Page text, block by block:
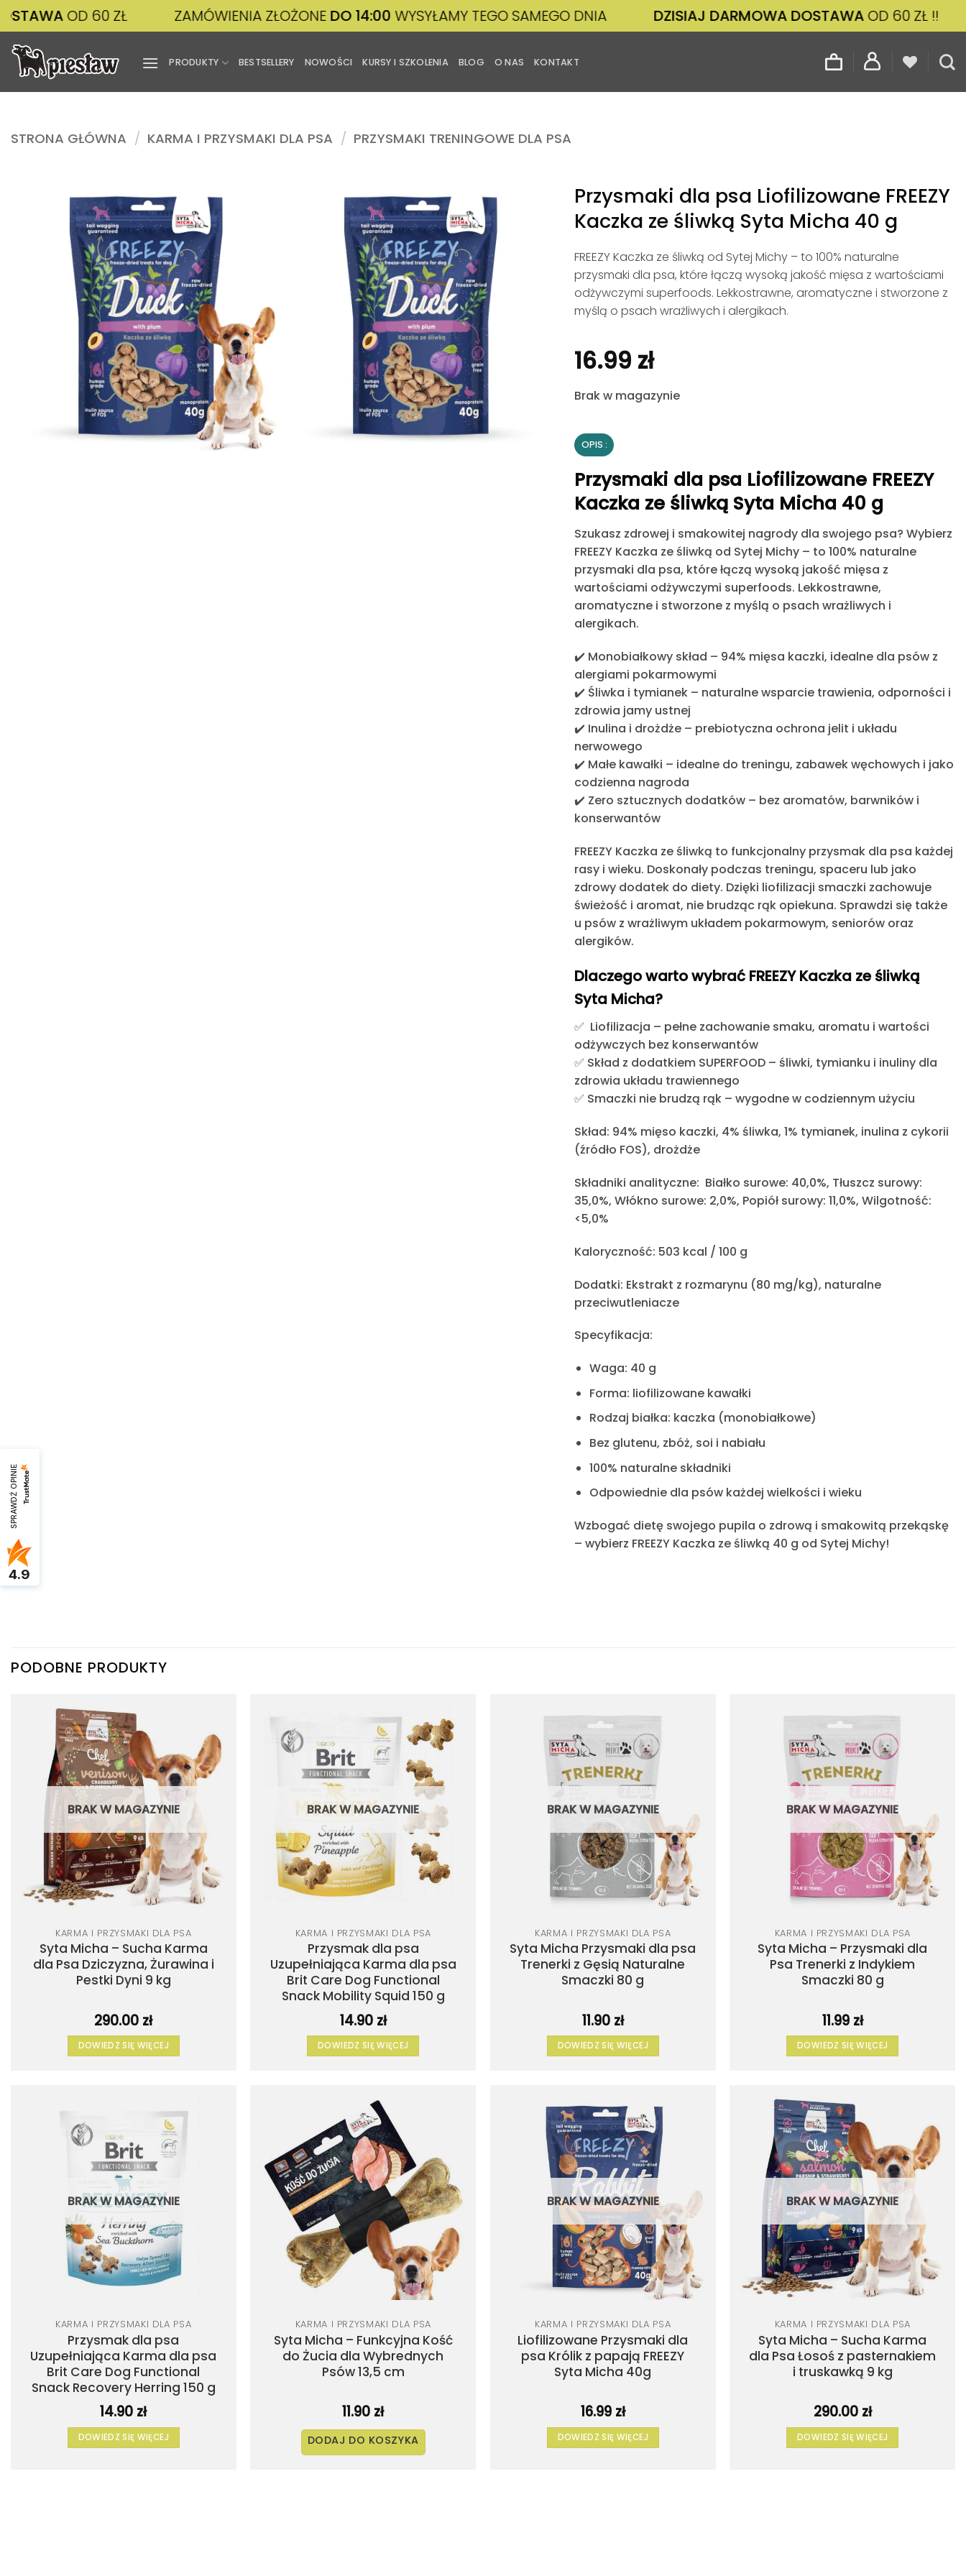
Przewiń
do
zawartości
OD 60 ZŁ ZAMÓWIENIA ZŁOŻONEDO 14:00WYSYŁAMY TEGO SAMEGO DNIA DZISIAJ DARMOWA DOSTAWAOD 60 ZŁ !!
PRODUKTY BESTSELLERY NOWOŚCI KURSY I SZKOLENIA BLOG O NAS KONTAKT
STRONA GŁÓWNA / KARMA I PRZYSMAKI DLA PSA / PRZYSMAKI TRENINGOWE DLA PSA
Przysmaki dla psa Liofilizowane FREEZY
Kaczka ze śliwką Syta Micha 40 g
FREEZY Kaczka ze śliwką od Sytej Michy – to 100% naturalne
przysmaki dla psa, które łączą wysoką jakość mięsa z wartościami
odżywczymi superfoods. Lekkostrawne, aromatyczne i stworzone z
myślą o psach wrażliwych i alergikach.
16.99 zł
Brak w magazynie
OPIS
Przysmaki dla psa Liofilizowane FREEZY
Kaczka ze śliwką Syta Micha 40 g
Szukasz zdrowej i smakowitej nagrody dla swojego psa? Wybierz
FREEZY Kaczka ze śliwką od Sytej Michy – to 100% naturalne
przysmaki dla psa, które łączą wysoką jakość mięsa z
wartościami odżywczymi superfoods. Lekkostrawne,
aromatyczne i stworzone z myślą o psach wrażliwych i
alergikach.
✔️ Monobiałkowy skład – 94% mięsa kaczki, idealne dla psów z
alergiami pokarmowymi
✔️ Śliwka i tymianek – naturalne wsparcie trawienia, odporności i
zdrowia jamy ustnej
✔️ Inulina i drożdże – prebiotyczna ochrona jelit i układu
nerwowego
✔️ Małe kawałki – idealne do treningu, zabawek węchowych i jako
codzienna nagroda
✔️ Zero sztucznych dodatków – bez aromatów, barwników i
konserwantów
FREEZY Kaczka ze śliwką to funkcjonalny przysmak dla psa każdej
rasy i wieku. Doskonały podczas treningu, spaceru lub jako
zdrowy dodatek do diety. Dzięki liofilizacji smaczki zachowuje
świeżość i aromat, nie brudząc rąk opiekuna. Sprawdzi się także
u psów z wrażliwym układem pokarmowym, seniorów oraz
alergików.
Dlaczego warto wybrać FREEZY Kaczka ze śliwką
Syta Micha?
✅ Liofilizacja – pełne zachowanie smaku, aromatu i wartości
odżywczych bez konserwantów
✅ Skład z dodatkiem SUPERFOOD – śliwki, tymianku i inuliny dla
zdrowia układu trawiennego
✅ Smaczki nie brudzą rąk – wygodne w codziennym użyciu
Skład: 94% mięso kaczki, 4% śliwka, 1% tymianek, inulina z cykorii
(źródło FOS), drożdże
Składniki analityczne: Białko surowe: 40,0%, Tłuszcz surowy:
35,0%, Włókno surowe: 2,0%, Popiół surowy: 11,0%, Wilgotność:
<5,0%
Kaloryczność: 503 kcal / 100 g
Dodatki: Ekstrakt z rozmarynu (80 mg/kg), naturalne
przeciwutleniacze
Specyfikacja:
Waga: 40 g
Forma: liofilizowane kawałki
Rodzaj białka: kaczka (monobiałkowe)
Bez glutenu, zbóż, soi i nabiału
100% naturalne składniki
Odpowiednie dla psów każdej wielkości i wieku
Wzbogać dietę swojego pupila o zdrową i smakowitą przekąskę
– wybierz FREEZY Kaczka ze śliwką 40 g od Sytej Michy!
PODOBNE PRODUKTY
Dodaj
do
listy
życzeń
BRAK W MAGAZYNIE
KARMA I PRZYSMAKI DLA PSA
Syta Micha – Sucha Karma
dla Psa Dziczyzna, Żurawina i
Pestki Dyni 9 kg
290.00 zł
DOWIEDZ SIĘ WIĘCEJ
Dodaj
do
życzeń
BRAK W MAGAZYNIE
KARMA I PRZYSMAKI DLA PSA
Przysmak dla psa
Uzupełniająca Karma dla psa
Brit Care Dog Functional
Snack Mobility Squid 150 g
14.90 zł
DOWIEDZ SIĘ WIĘCEJ
BRAK W MAGAZYNIE
KARMA I PRZYSMAKI DLA PSA
Syta Micha Przysmaki dla psa
Trenerki z Gęsią Naturalne
Smaczki 80 g
11.90 zł
DOWIEDZ SIĘ WIĘCEJ
BRAK W MAGAZYNIE
KARMA I PRZYSMAKI DLA PSA
Syta Micha – Przysmaki dla
Psa Trenerki z Indykiem
Smaczki 80 g
11.99 zł
DOWIEDZ SIĘ WIĘCEJ
BRAK W MAGAZYNIE
KARMA I PRZYSMAKI DLA PSA
Przysmak dla psa
Uzupełniająca Karma dla psa
Brit Care Dog Functional
Snack Recovery Herring 150 g
14.90 zł
DOWIEDZ SIĘ WIĘCEJ
listy
życzeń
KARMA I PRZYSMAKI DLA PSA
Syta Micha – Funkcyjna Kość
do Żucia dla Wybrednych
Psów 13,5 cm
11.90 zł
DODAJ DO KOSZYKA
BRAK W MAGAZYNIE
KARMA I PRZYSMAKI DLA PSA
Liofilizowane Przysmaki dla
psa Królik z papają FREEZY
Syta Micha 40g
16.99 zł
DOWIEDZ SIĘ WIĘCEJ
Dodaj
do
listy
życzeń
BRAK W MAGAZYNIE
KARMA I PRZYSMAKI DLA PSA
Syta Micha – Sucha Karma
dla Psa Łosoś z pasternakiem
i truskawką 9 kg
290.00 zł
DOWIEDZ SIĘ WIĘCEJ
SPRAWDŹ OPINIE
4.9